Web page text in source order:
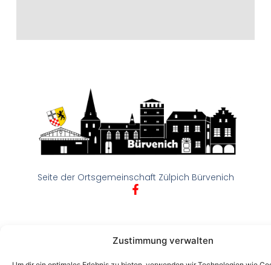
Zustimmung verwalten
Seite der Ortsgemeinschaft Zülpich Bürvenich
© 2024 OG Bürvenich